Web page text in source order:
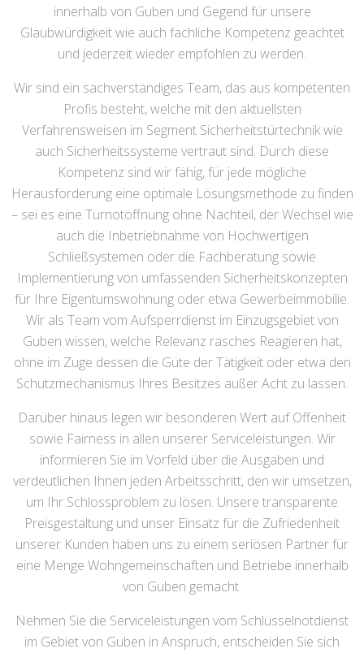
innerhalb von Guben und Gegend für unsere
Glaubwürdigkeit wie auch fachliche Kompetenz geachtet
und jederzeit wieder empfohlen zu werden.
Wir sind ein sachverständiges Team, das aus kompetenten
Profis besteht, welche mit den aktuellsten
Verfahrensweisen im Segment Sicherheitstürtechnik wie
auch Sicherheitssysteme vertraut sind. Durch diese
Kompetenz sind wir fähig, für jede mögliche
Herausforderung eine optimale Lösungsmethode zu finden
– sei es eine Türnotöffnung ohne Nachteil, der Wechsel wie
auch die Inbetriebnahme von Hochwertigen
Schließsystemen oder die Fachberatung sowie
Implementierung von umfassenden Sicherheitskonzepten
für Ihre Eigentumswohnung oder etwa Gewerbeimmobilie.
Wir als Team vom Aufsperrdienst im Einzugsgebiet von
Guben wissen, welche Relevanz rasches Reagieren hat,
ohne im Zuge dessen die Güte der Tätigkeit oder etwa den
Schutzmechanismus Ihres Besitzes außer Acht zu lassen.
Darüber hinaus legen wir besonderen Wert auf Offenheit
sowie Fairness in allen unserer Serviceleistungen. Wir
informieren Sie im Vorfeld über die Ausgaben und
verdeutlichen Ihnen jeden Arbeitsschritt, den wir umsetzen,
um Ihr Schlossproblem zu lösen. Unsere transparente
Preisgestaltung und unser Einsatz für die Zufriedenheit
unserer Kunden haben uns zu einem seriösen Partner für
eine Menge Wohngemeinschaften und Betriebe innerhalb
von Guben gemacht.
Nehmen Sie die Serviceleistungen vom Schlüsselnotdienst
im Gebiet von Guben in Anspruch, entscheiden Sie sich